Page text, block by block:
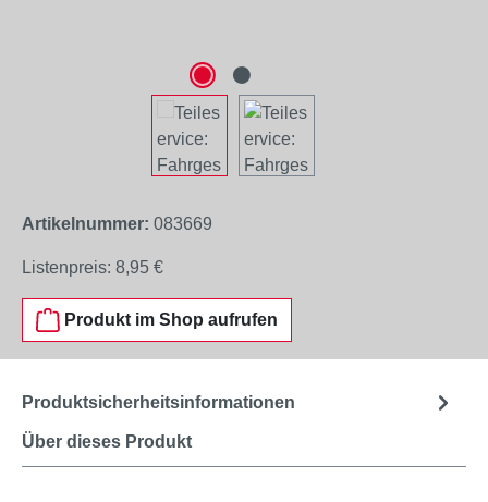
Artikelnummer: 083669
Listenpreis: 8,95 €
Produkt im Shop aufrufen
Über dieses Produkt
Produktsicherheitsinformationen